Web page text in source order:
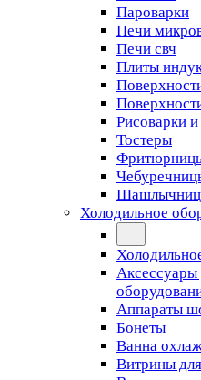
Пароварки
Печи
Печи свч
Плиты
Рисоварки
Тостеры
Холодильное
Аксессуары
Аппараты
Бонеты
Ванна
Витрины